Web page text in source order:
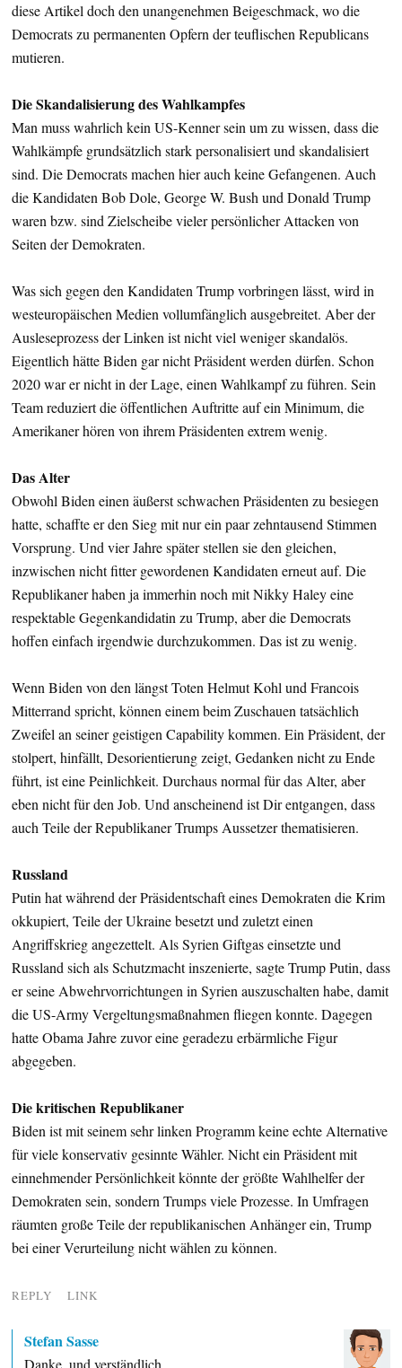
diese Artikel doch den unangenehmen Beigeschmack, wo die
Democrats zu permanenten Opfern der teuflischen Republicans
mutieren.
Die Skandalisierung des Wahlkampfes
Man muss wahrlich kein US-Kenner sein um zu wissen, dass die
Wahlkämpfe grundsätzlich stark personalisiert und skandalisiert
sind. Die Democrats machen hier auch keine Gefangenen. Auch
die Kandidaten Bob Dole, George W. Bush und Donald Trump
waren bzw. sind Zielscheibe vieler persönlicher Attacken von
Seiten der Demokraten.
Was sich gegen den Kandidaten Trump vorbringen lässt, wird in
westeuropäischen Medien vollumfänglich ausgebreitet. Aber der
Ausleseprozess der Linken ist nicht viel weniger skandalös.
Eigentlich hätte Biden gar nicht Präsident werden dürfen. Schon
2020 war er nicht in der Lage, einen Wahlkampf zu führen. Sein
Team reduziert die öffentlichen Auftritte auf ein Minimum, die
Amerikaner hören von ihrem Präsidenten extrem wenig.
Das Alter
Obwohl Biden einen äußerst schwachen Präsidenten zu besiegen
hatte, schaffte er den Sieg mit nur ein paar zehntausend Stimmen
Vorsprung. Und vier Jahre später stellen sie den gleichen,
inzwischen nicht fitter gewordenen Kandidaten erneut auf. Die
Republikaner haben ja immerhin noch mit Nikky Haley eine
respektable Gegenkandidatin zu Trump, aber die Democrats
hoffen einfach irgendwie durchzukommen. Das ist zu wenig.
Wenn Biden von den längst Toten Helmut Kohl und Francois
Mitterrand spricht, können einem beim Zuschauen tatsächlich
Zweifel an seiner geistigen Capability kommen. Ein Präsident, der
stolpert, hinfällt, Desorientierung zeigt, Gedanken nicht zu Ende
führt, ist eine Peinlichkeit. Durchaus normal für das Alter, aber
eben nicht für den Job. Und anscheinend ist Dir entgangen, dass
auch Teile der Republikaner Trumps Aussetzer thematisieren.
Russland
Putin hat während der Präsidentschaft eines Demokraten die Krim
okkupiert, Teile der Ukraine besetzt und zuletzt einen
Angriffskrieg angezettelt. Als Syrien Giftgas einsetzte und
Russland sich als Schutzmacht inszenierte, sagte Trump Putin, dass
er seine Abwehrvorrichtungen in Syrien auszuschalten habe, damit
die US-Army Vergeltungsmaßnahmen fliegen konnte. Dagegen
hatte Obama Jahre zuvor eine geradezu erbärmliche Figur
abgegeben.
Die kritischen Republikaner
Biden ist mit seinem sehr linken Programm keine echte Alternative
für viele konservativ gesinnte Wähler. Nicht ein Präsident mit
einnehmender Persönlichkeit könnte der größte Wahlhelfer der
Demokraten sein, sondern Trumps viele Prozesse. In Umfragen
räumten große Teile der republikanischen Anhänger ein, Trump
bei einer Verurteilung nicht wählen zu können.
REPLY LINK
Stefan Sasse
Danke, und verständlich.